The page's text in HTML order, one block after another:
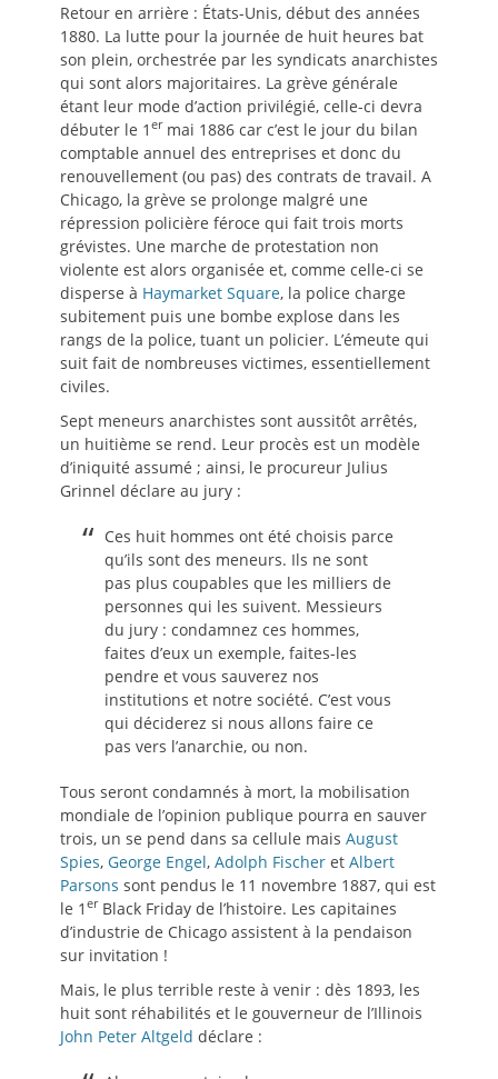
Retour en arrière : États-Unis, début des années
1880. La lutte pour la journée de huit heures bat
son plein, orchestrée par les syndicats anarchistes
qui sont alors majoritaires. La grève générale
étant leur mode d’action privilégié, celle-ci devra
débuter le 1 ermai 1886 car c’est le jour du bilan
comptable annuel des entreprises et donc du
renouvellement (ou pas) des contrats de travail. A
Chicago, la grève se prolonge malgré une
répression policière féroce qui fait trois morts
grévistes. Une marche de protestation non
violente est alors organisée et, comme celle-ci se
disperse à Haymarket Square, la police charge
subitement puis une bombe explose dans les
rangs de la police, tuant un policier. L’émeute qui
suit fait de nombreuses victimes, essentiellement
civiles.
Sept meneurs anarchistes sont aussitôt arrêtés,
un huitième se rend. Leur procès est un modèle
d’iniquité assumé ; ainsi, le procureur Julius
Grinnel déclare au jury :
Ces huit hommes ont été choisis parce
qu’ils sont des meneurs. Ils ne sont
pas plus coupables que les milliers de
personnes qui les suivent. Messieurs
du jury : condamnez ces hommes,
faites d’eux un exemple, faites-les
pendre et vous sauverez nos
institutions et notre société. C’est vous
qui déciderez si nous allons faire ce
pas vers l’anarchie, ou non.
Tous seront condamnés à mort, la mobilisation
mondiale de l’opinion publique pourra en sauver
trois, un se pend dans sa cellule mais August
Spies, George Engel, Adolph Fischer et Albert
Parsons sont pendus le 11 novembre 1887, qui est
le 1 erBlack Friday de l’histoire. Les capitaines
d’industrie de Chicago assistent à la pendaison
sur invitation !
Mais, le plus terrible reste à venir : dès 1893, les
huit sont réhabilités et le gouverneur de l’Illinois
John Peter Altgeld déclare :